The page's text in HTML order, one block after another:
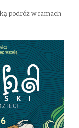
podróż w ramach